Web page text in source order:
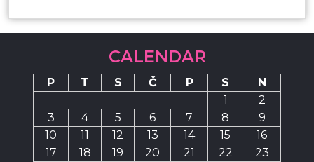
CALENDAR
P T S Č P S
N
1
2
3
4 5 6 7 8
9
10
11 12 13 14 15
16
17
18 19 20 21 22
23